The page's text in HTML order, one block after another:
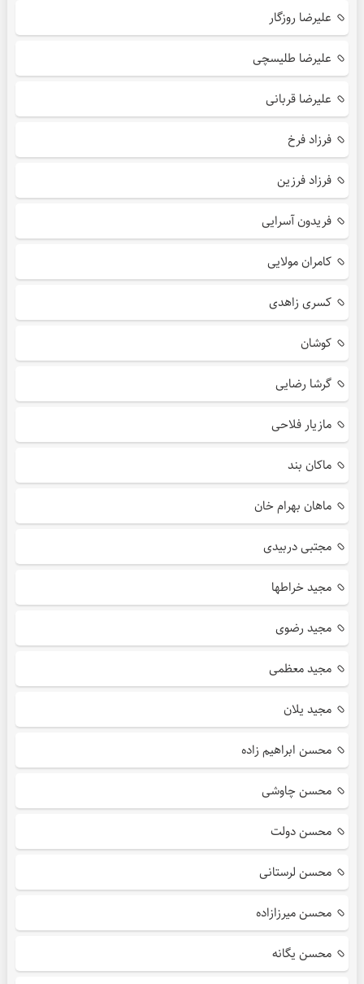
علیرضا روزگار
علیرضا طلیسچی
علیرضا قربانی
فرزاد فرخ
فرزاد فرزین
فریدون آسرایی
کامران مولایی
کسری زاهدی
کوشان
گرشا رضایی
مازیار فلاحی
ماکان بند
ماهان بهرام خان
مجتبی دربیدی
مجید خراطها
مجید رضوی
مجید معظمی
مجید یلان
محسن ابراهیم زاده
محسن چاوشی
محسن دولت
محسن لرستانی
محسن میرزازاده
محسن یگانه